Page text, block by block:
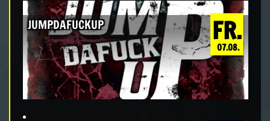
FR.
07.08.
JUMPDAFUCKUP